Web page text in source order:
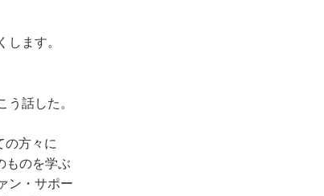
ます。
話した。
の方々に
ものを学ぶ
ン・サポー